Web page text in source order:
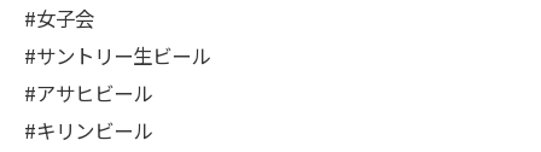
#女子会
#サントリー生ビール
#アサヒビール
#キリンビール